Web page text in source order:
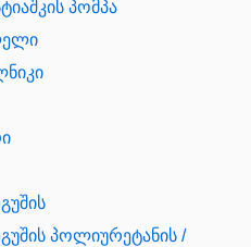
პომპა
პოლიურეტანის /